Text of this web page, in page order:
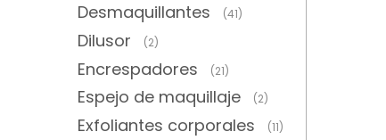
Desmaquillantes (41)
Dilusor (2)
Encrespadores (21)
Espejo de maquillaje (2)
Exfoliantes corporales (11)